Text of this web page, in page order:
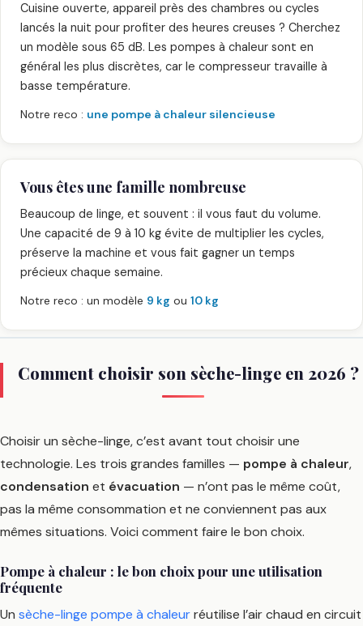
Cuisine ouverte, appareil près des chambres ou cycles
lancés la nuit pour profiter des heures creuses ? Cherchez
un modèle sous 65 dB. Les pompes à chaleur sont en
général les plus discrètes, car le compresseur travaille à
basse température.
Notre reco : une pompe à chaleur silencieuse
Vous êtes une famille nombreuse
Beaucoup de linge, et souvent : il vous faut du volume.
Une capacité de 9 à 10 kg évite de multiplier les cycles,
préserve la machine et vous fait gagner un temps
précieux chaque semaine.
Notre reco : un modèle 9 kg ou 10 kg
Comment choisir son sèche-linge en 2026 ?
Choisir un sèche-linge, c’est avant tout choisir une
technologie. Les trois grandes familles — pompe à chaleur,
condensation et évacuation — n’ont pas le même coût,
pas la même consommation et ne conviennent pas aux
mêmes situations. Voici comment faire le bon choix.
Pompe à chaleur : le bon choix pour une utilisation
fréquente
Un sèche-linge pompe à chaleurréutilise l’air chaud en circuit